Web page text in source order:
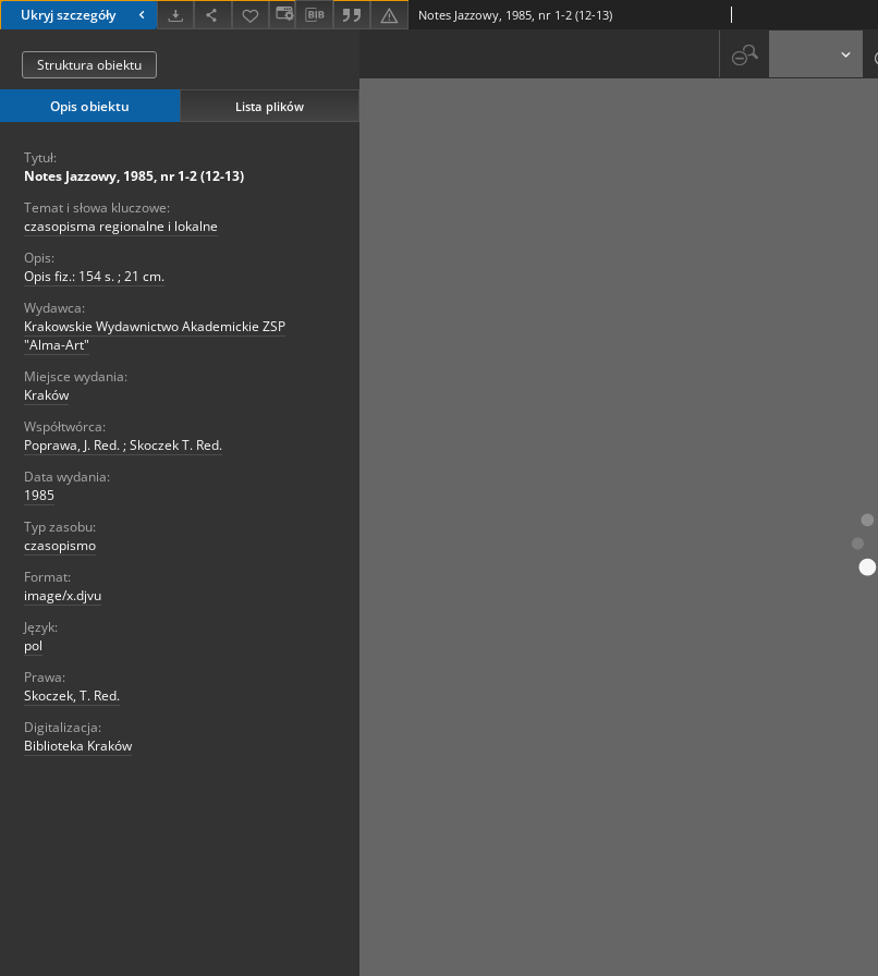
Ukryj szczegóły Notes Jazzowy, 1985, nr 1-2 (12-13)
Struktura obiektu
Opis obiektu Lista plików
Tytuł:
Notes Jazzowy, 1985, nr 1-2 (12-13)
Temat i słowa kluczowe:
czasopisma regionalne i lokalne
Opis:
Opis fiz.: 154 s. ; 21 cm.
Wydawca:
Krakowskie Wydawnictwo Akademickie ZSP
"Alma-Art"
Miejsce wydania:
Kraków
Współtwórca:
Poprawa, J. Red. ; Skoczek T. Red.
Data wydania:
1985
Typ zasobu:
czasopismo
Format:
image/x.djvu
Język:
pol
Prawa:
Skoczek, T. Red.
Digitalizacja:
Biblioteka Kraków